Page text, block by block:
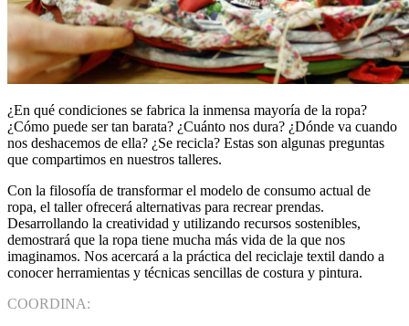
¿En qué condiciones se fabrica la inmensa mayoría de la ropa?
¿Cómo puede ser tan barata? ¿Cuánto nos dura? ¿Dónde va cuando
nos deshacemos de ella? ¿Se recicla? Estas son algunas preguntas
que compartimos en nuestros talleres.
Con la filosofía de transformar el modelo de consumo actual de
ropa, el taller ofrecerá alternativas para recrear prendas.
Desarrollando la creatividad y utilizando recursos sostenibles,
demostrará que la ropa tiene mucha más vida de la que nos
imaginamos. Nos acercará a la práctica del reciclaje textil dando a
conocer herramientas y técnicas sencillas de costura y pintura.
COORDINA: